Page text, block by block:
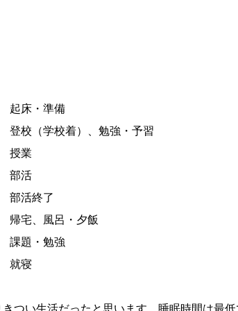
起床・準備
登校（学校着）、勉強・予習
授業
部活
部活終了
帰宅、風呂・夕飯
課題・勉強
就寝